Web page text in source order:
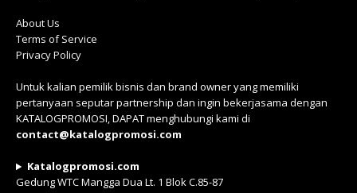
About Us
Terms of Service
Privacy Policy
Untuk kalian pemilik bisnis dan brand owner yang memiliki
pertanyaan seputar partnership dan ingin bekerjasama dengan
KATALOGPROMOSI, DAPAT menghubungi kami di
contact@katalogpromosi.com
Katalogpromosi.com
Gedung WTC Mangga Dua Lt. 1 Blok C.85-87